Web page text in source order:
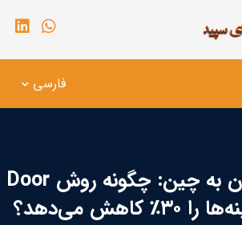
فارسی
صادرات از ایران به چین: چگونه روش Door